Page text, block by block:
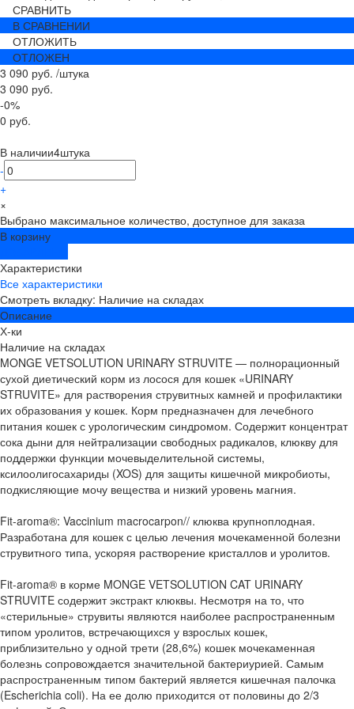
СРАВНИТЬ
В СРАВНЕНИИ
ОТЛОЖИТЬ
ОТЛОЖЕН
3 090 руб. /штука
3 090 руб.
-0%
0 руб.
В наличии4штука
-
+
×
Выбрано максимальное количество, доступное для заказа
В корзину
Характеристики
Все характеристики
Смотреть вкладку: Наличие на складах
Описание
Х-ки
Наличие на складах
MONGE VETSOLUTION URINARY STRUVITE — полнорационный
сухой диетический корм из лосося для кошек «URINARY
STRUVITE» для растворения струвитных камней и профилактики
их образования у кошек. Корм предназначен для лечебного
питания кошек с урологическим синдромом. Содержит концентрат
сока дыни для нейтрализации свободных радикалов, клюкву для
поддержки функции мочевыделительной системы,
ксилоолигосахариды (XOS) для защиты кишечной микробиоты,
подкисляющие мочу вещества и низкий уровень магния.
Fit-aroma®: Vaccinium macrocarpon// клюква крупноплодная.
Разработана для кошек с целью лечения мочекаменной болезни
струвитного типа, ускоряя растворение кристаллов и уролитов.
Fit-aroma® в корме MONGE VETSOLUTION CAT URINARY
STRUVITE содержит экстракт клюквы. Несмотря на то, что
«стерильные» струвиты являются наиболее распространенным
типом уролитов, встречающихся у взрослых кошек,
приблизительно у одной трети (28,6%) кошек мочекаменная
болезнь сопровождается значительной бактериурией. Самым
распространенным типом бактерий является кишечная палочка
(Escherichia coli). На ее долю приходится от половины до 2/3